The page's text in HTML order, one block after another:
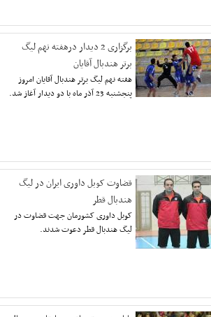
برگزاری 2 دیدار درهفته نهم لیگ
برتر هندبال آقایان
هفته نهم لیگ برتر هندبال آقایان امروز
پنجشنبه 23 آذر ماه با دو دیدار آغاز شد.
قضاوت کوبل داوری ایران در لیگ
هندبال قطر
کوبل داوری کشورمان جهت قضاوت در
لیگ هندبال قطر دعوت شدند.